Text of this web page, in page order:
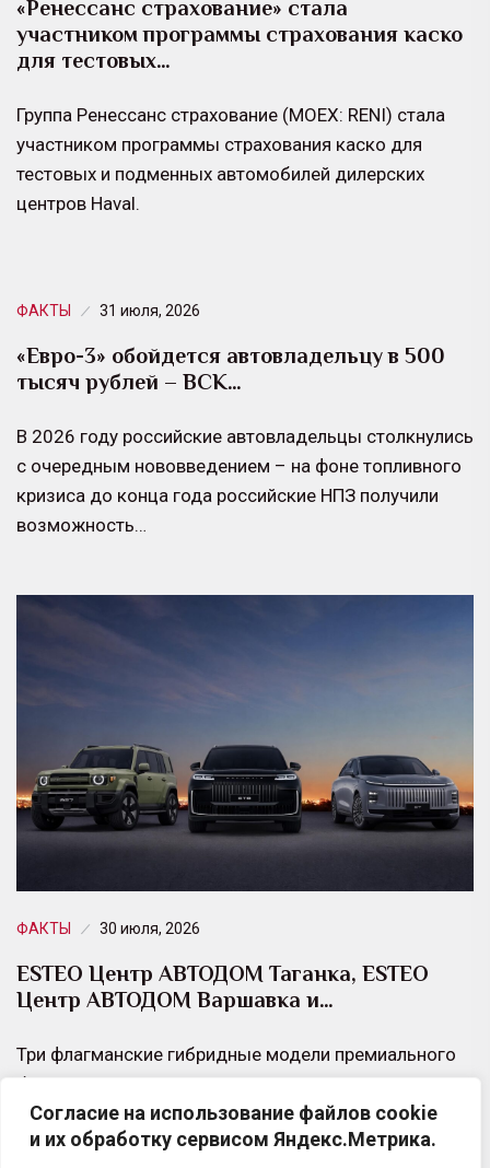
Согласие на использование файлов cookie
и их обработку сервисом Яндекс.Метрика.
«Ренессанс страхование» стала
участником программы страхования каско
для тестовых…
Группа Ренессанс страхование (MOEX: RENI) стала
участником программы страхования каско для
тестовых и подменных автомобилей дилерских
центров Haval.
ФАКТЫ 31 июля, 2026
«Евро-3» обойдется автовладельцу в 500
тысяч рублей – ВСК…
В 2026 году российские автовладельцы столкнулись
с очередным нововведением – на фоне топливного
кризиса до конца года российские НПЗ получили
возможность…
ФАКТЫ 30 июля, 2026
ESTEO Центр АВТОДОМ Таганка, ESTEO
Центр АВТОДОМ Варшавка и…
Три флагманские гибридные модели премиального
бренда ESTEO, представленного в дилерских центрах
ESTEO Центр АВТОДОМ Таганка, ESTEO Центр
АВТОДОМ Варшавка и ESTEO…